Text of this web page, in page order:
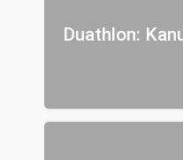
Duathlon: